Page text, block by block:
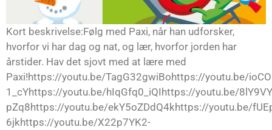
Kort beskrivelse:Følg med Paxi, når han udforsker,
hvorfor vi har dag og nat, og lær, hvorfor jorden har
årstider. Hav det sjovt med at lære med
Paxi!https://youtu.be/TagG32gwiBohttps://youtu.be/
1_cYhttps://youtu.be/hIqGfq0_iQIhttps://youtu.be/
pZq8https://youtu.be/ekY5oZDdQ4khttps://youtu.be/
6jkhttps://youtu.be/X22p7YK2-